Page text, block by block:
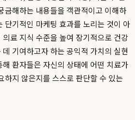
금해하는 내용들을 객관적이고 이해하
단기적인 마케팅 효과를 노리는 것이 아
료 지식 수준을 높여 장기적으로 건강
기여하고자 하는 공익적 가치의 실현
환자들은 자신의 상태에 어떤 치료가
하지 않은지를 스스로 판단할 수 있는